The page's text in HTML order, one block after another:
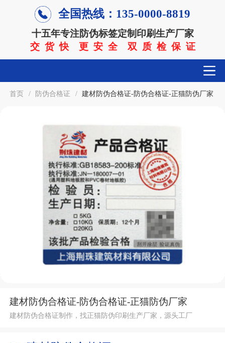
全国热线：135-0000-8819
十五年专注防伪标签定制印刷生产厂家
交 货 快 更 安 全 双 质 检 保 证
首页 / 防伪合格证 / 建材防伪合格证-防伪合格证-正猫防伪厂家
建材防伪合格证-防伪合格证-正猫防伪厂家
建材防伪合格证制作，找正猫防伪印刷生产厂家，源头工厂